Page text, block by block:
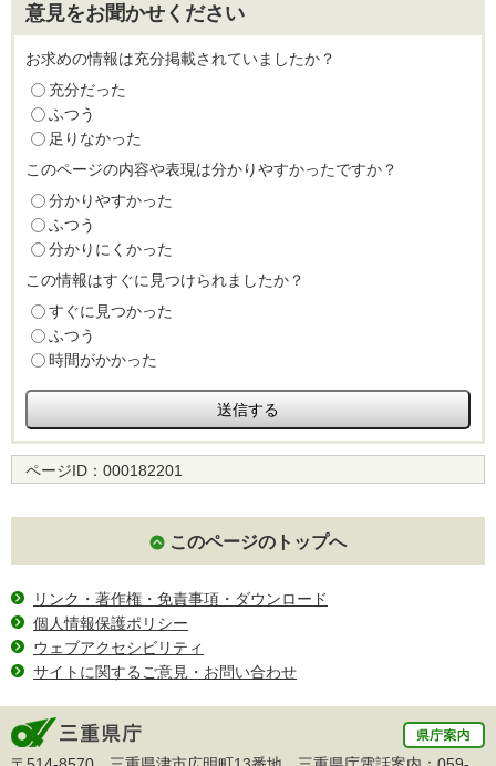
意見をお聞かせください
お求めの情報は充分掲載されていましたか？
充分だった
ふつう
足りなかった
このページの内容や表現は分かりやすかったですか？
分かりやすかった
ふつう
分かりにくかった
この情報はすぐに見つけられましたか？
すぐに見つかった
ふつう
時間がかかった
ページID： 000182201
このページのトップへ
リンク・著作権・免責事項・ダウンロード
個人情報保護ポリシー
ウェブアクセシビリティ
サイトに関するご意見・お問い合わせ